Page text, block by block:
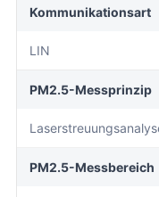
Kommunikationsart
LIN
PM2.5-Messprinzip
PM2.5-Messbereich